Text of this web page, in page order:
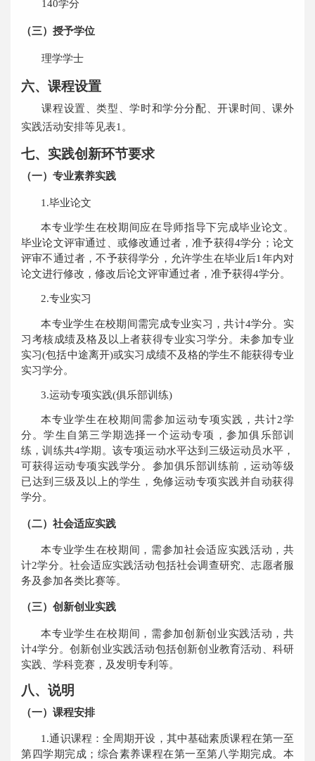
140学分
（三）授予学位
理学学士
六、课程设置
课程设置、类型、学时和学分分配、开课时间、课外
实践活动安排等见表1 。
七、实践创新环节要求
（一）专业素养实践
1.毕业论文
本专业学生在校期间应在导师指导下完成毕业论文。
毕业论文评审通过、或修改通过者，准予获得4学分；论文
评审不通过者，不予获得学分 ， 允许学生在毕业后1 年内对
论文进行修改，修改后论文评审通过者，准予获得4学分。
2.专业实习
本专业学生在校期间需完成专业实习，共计4学分。实
习考核成绩及格及以上者获得专业实习学分。未参加专业
实习(包括中途离开)或实习成绩不及格的学生不能获得专业
实习学分。
3.运动专项实践(俱乐部训练)
本专业学生在校期间 需参加运动专项实践，共计2学
分。学生自第三学期选择一个运动专项，参加俱乐部训
练，训练共4学期。该专项运动水平达到三级运动员水平，
可获得运动专项实践学分。参加俱乐部训练前，运动等级
已达到三级及以上的学生，免修运动专项实践并自动获得
学分。
（二）社会适应实践
本专业学生在校期间，需参加社会适应实践活动，共
计2学分。社会适应实践活动包括社会调查研究、志愿者服
务及参加各类比赛等。
（三）创新创业实践
本专业学生在校期间，需参加创新创业实践活动，共
计4学分。创新创业实践活动包括创新创业教育活动、科研
实践、学科竞赛，及发明专利等。
八、说明
（一）课程安排
1.通识课程：全周期开设，其中基础素质课程在第一至
第四学期完成； 综合素养课程在第一至第八学期完成。本